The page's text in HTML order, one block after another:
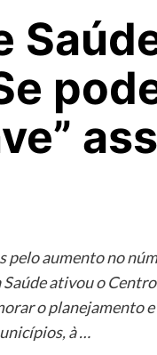
pelo aumento no
ativou o
o planejamento
à …